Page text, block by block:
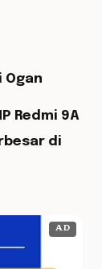
Redmi 9A
di
AD